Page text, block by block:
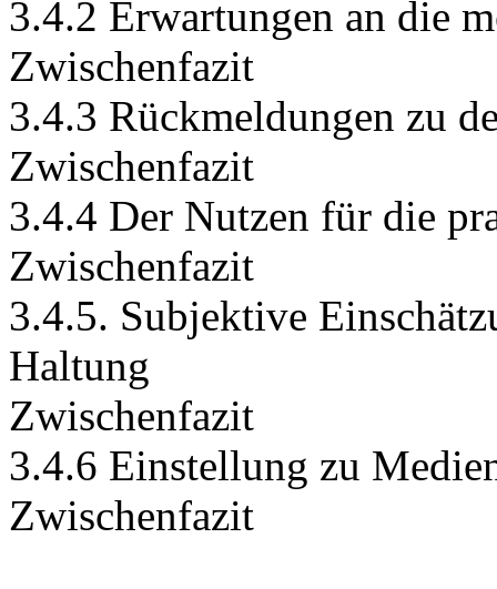
3.4.2 Erwartungen an die
Zwischenfazit
3.4.3 Rückmeldungen zu
Zwischenfazit
3.4.4 Der Nutzen für die
Zwischenfazit
3.4.5. Subjektive
Haltung
Zwischenfazit
3.4.6 Einstellung zu
Zwischenfazit